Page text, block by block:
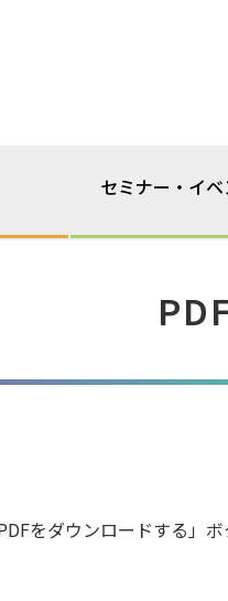
セミナー・イベ
をダウンロードする」ボ